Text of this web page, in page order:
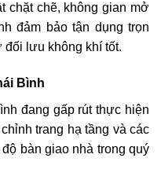
chặt chẽ, không gian mở
đảm bảo tận dụng trọn
lưu không khí tốt.
Bình
đang gấp rút thực hiện
trang hạ tầng và các
bàn giao nhà trong quý